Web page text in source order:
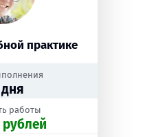
практике
работы